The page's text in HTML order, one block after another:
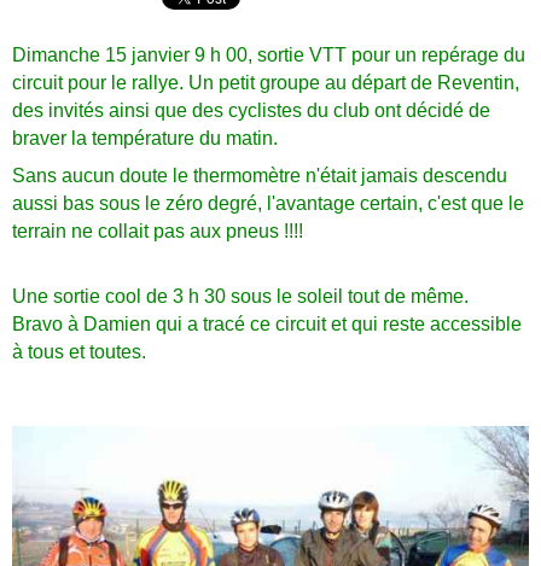
Dimanche 15 janvier 9 h 00, sortie VTT pour un repérage du
circuit pour le rallye. Un petit groupe au départ de Reventin,
des invités ainsi que des cyclistes du club ont décidé de
braver la température du matin.
Sans aucun doute le thermomètre n'était jamais descendu
aussi bas sous le zéro degré, l'avantage certain, c'est que le
terrain ne collait pas aux pneus !!!!
Une sortie cool de 3 h 30 sous le soleil tout de même.
Bravo à Damien qui a tracé ce circuit et qui reste accessible
à tous et toutes.